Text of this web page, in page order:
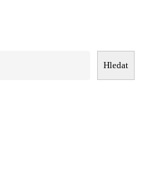
Hledat